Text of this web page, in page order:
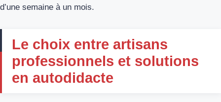
d’une semaine à un mois.
Le choix entre artisans
professionnels et solutions
en autodidacte